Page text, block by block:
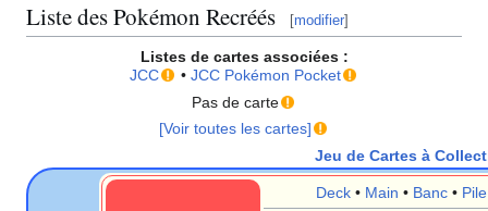
Liste des Pokémon Recréés [modifier]
Listes de cartes associées :
JCC
• JCC Pokémon Pocket
Pas de carte
[Voir toutes les cartes]
Jeu de Cartes à
Deck • Main • Banc •